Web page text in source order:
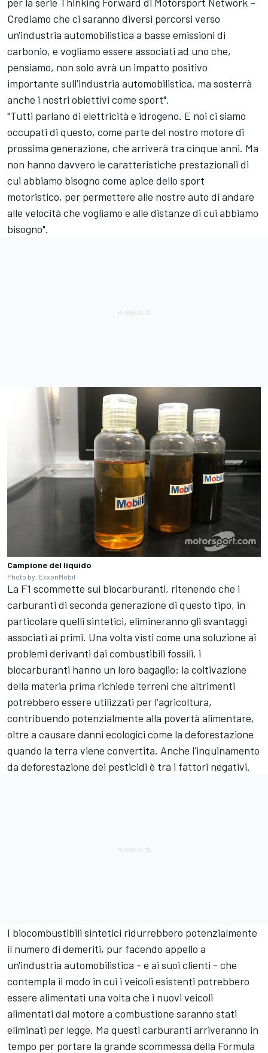
Crediamo che ci saranno diversi percorsi verso
un'industria automobilistica a basse emissioni di
carbonio, e vogliamo essere associati ad uno che,
pensiamo, non solo avrà un impatto positivo
importante sull'industria automobilistica, ma sosterrà
anche i nostri obiettivi come sport".
"Tutti parlano di elettricità e idrogeno. E noi ci siamo
occupati di questo, come parte del nostro motore di
prossima generazione, che arriverà tra cinque anni. Ma
non hanno davvero le caratteristiche prestazionali di
cui abbiamo bisogno come apice dello sport
motoristico, per permettere alle nostre auto di andare
alle velocità che vogliamo e alle distanze di cui abbiamo
bisogno".
Campione del liquido
Photo by: ExxonMobil
La F1 scommette sui biocarburanti, ritenendo che i
carburanti di seconda generazione di questo tipo, in
particolare quelli sintetici, elimineranno gli svantaggi
associati ai primi. Una volta visti come una soluzione ai
problemi derivanti dai combustibili fossili, i
biocarburanti hanno un loro bagaglio: la coltivazione
della materia prima richiede terreni che altrimenti
potrebbero essere utilizzati per l'agricoltura,
contribuendo potenzialmente alla povertà alimentare,
oltre a causare danni ecologici come la deforestazione
quando la terra viene convertita. Anche l'inquinamento
da deforestazione dei pesticidi è tra i fattori negativi.
I biocombustibili sintetici ridurrebbero potenzialmente
il numero di demeriti, pur facendo appello a
un'industria automobilistica - e ai suoi clienti - che
contempla il modo in cui i veicoli esistenti potrebbero
essere alimentati una volta che i nuovi veicoli
alimentati dal motore a combustione saranno stati
eliminati per legge. Ma questi carburanti arriveranno in
tempo per portare la grande scommessa della Formula